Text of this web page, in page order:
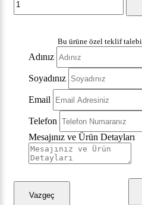
Bu ürüne özel teklif
Adınız
Soyadınız
Email
Telefon
Mesajınız ve Ürün Detayları
Vazgeç